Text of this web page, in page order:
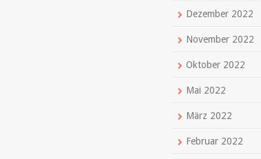
Dezember 2022
November 2022
Oktober 2022
Mai 2022
März 2022
Februar 2022